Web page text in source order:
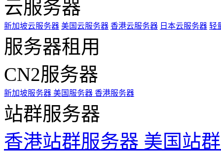
云服务器
新加坡云服务器 美国云服务器 香港云服务器 日本云服务器 轻
服务器租用
CN2服务器
新加坡服务器 美国服务器 香港服务器
站群服务器
香港站群服务器 美国站